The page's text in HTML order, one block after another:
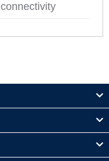
connectivity